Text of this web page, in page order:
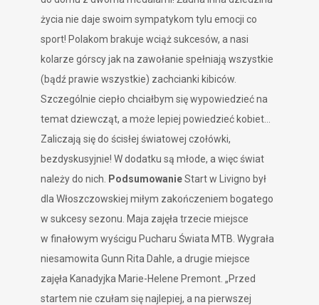
życia nie daje swoim sympatykom tylu emocji co
sport! Polakom brakuje wciąż sukcesów, a nasi
kolarze górscy jak na zawołanie spełniają wszystkie
(bądź prawie wszystkie) zachcianki kibiców.
Szczególnie ciepło chciałbym się wypowiedzieć na
temat dziewcząt, a może lepiej powiedzieć kobiet...
Zaliczają się do ścisłej światowej czołówki,
bezdyskusyjnie! W dodatku są młode, a więc świat
należy do nich. PodsumowanieStart w Livigno był
dla Włoszczowskiej miłym zakończeniem bogatego
w sukcesy sezonu. Maja zajęła trzecie miejsce
w finałowym wyścigu Pucharu Świata MTB. Wygrała
niesamowita Gunn Rita Dahle, a drugie miejsce
zajęła Kanadyjka Marie-Helene Premont. „Przed
startem nie czułam się najlepiej, a na pierwszej